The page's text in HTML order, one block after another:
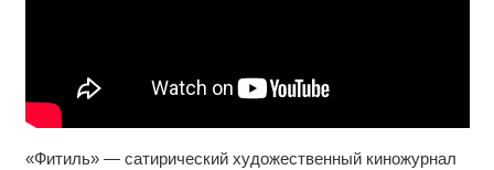
«Фитиль» — сатирический художественный киножурнал